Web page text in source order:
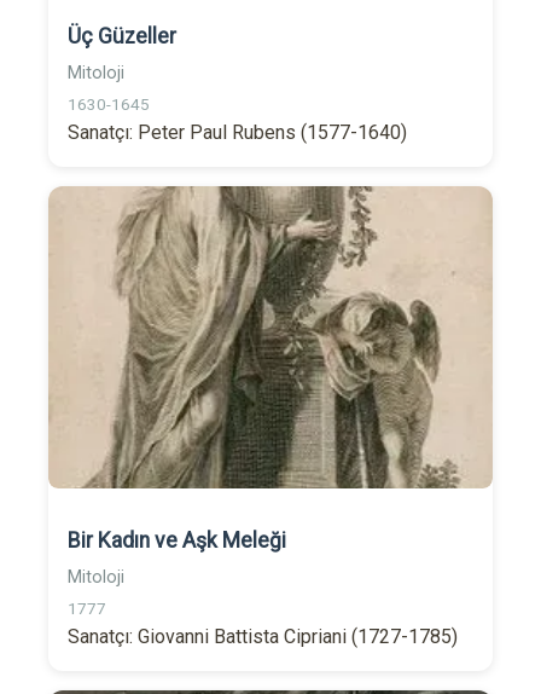
Üç Güzeller
Mitoloji
1630-1645
Sanatçı: Peter Paul Rubens (1577-1640)
Bir Kadın ve Aşk Meleği
Mitoloji
1777
Sanatçı: Giovanni Battista Cipriani (1727-1785)